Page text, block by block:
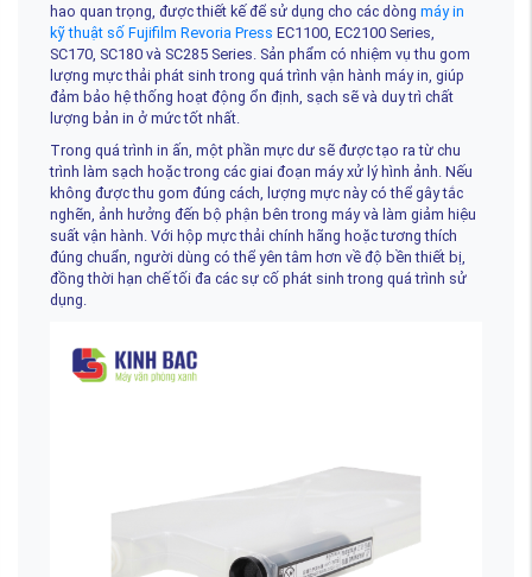
hao quan trọng, được thiết kế để sử dụng cho các dòng máy in
kỹ thuật số Fujifilm Revoria Press EC1100, EC2100 Series,
SC170, SC180 và SC285 Series. Sản phẩm có nhiệm vụ thu gom
lượng mực thải phát sinh trong quá trình vận hành máy in, giúp
đảm bảo hệ thống hoạt động ổn định, sạch sẽ và duy trì chất
lượng bản in ở mức tốt nhất.
Trong quá trình in ấn, một phần mực dư sẽ được tạo ra từ chu
trình làm sạch hoặc trong các giai đoạn máy xử lý hình ảnh. Nếu
không được thu gom đúng cách, lượng mực này có thể gây tắc
nghẽn, ảnh hưởng đến bộ phận bên trong máy và làm giảm hiệu
suất vận hành. Với hộp mực thải chính hãng hoặc tương thích
đúng chuẩn, người dùng có thể yên tâm hơn về độ bền thiết bị,
đồng thời hạn chế tối đa các sự cố phát sinh trong quá trình sử
dụng.